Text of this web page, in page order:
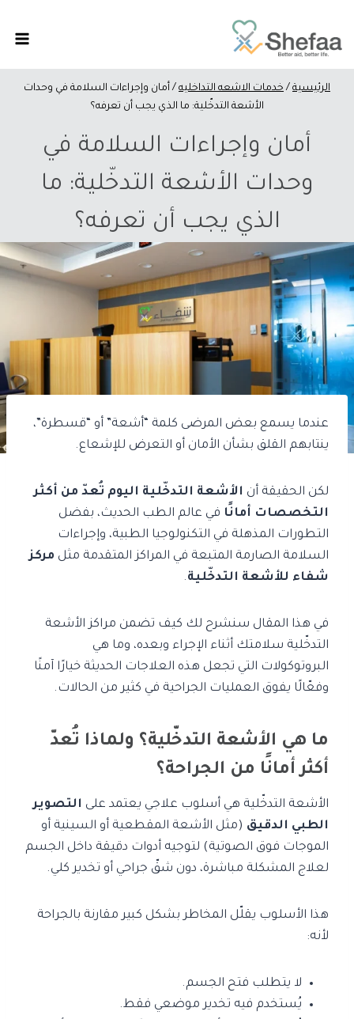
الرئيسية / خدمات الاشعه التداخليه / أمان وإجراءات السلامة في وحدات
الأشعة التدخّلية: ما الذي يجب أن تعرفه؟
أمان وإجراءات السلامة في
وحدات الأشعة التدخّلية: ما
الذي يجب أن تعرفه؟
عندما يسمع بعض المرضى كلمة “أشعة” أو “قسطرة”،
ينتابهم القلق بشأن الأمان أو التعرض للإشعاع.
لكن الحقيقة أن الأشعة التدخّلية اليوم تُعدّ من أكثر
التخصصات أمانًا في عالم الطب الحديث، بفضل
التطورات المذهلة في التكنولوجيا الطبية، وإجراءات
السلامة الصارمة المتبعة في المراكز المتقدمة مثل مركز
شفاء للأشعة التدخّلية.
في هذا المقال سنشرح لك كيف تضمن مراكز الأشعة
التدخّلية سلامتك أثناء الإجراء وبعده، وما هي
البروتوكولات التي تجعل هذه العلاجات الحديثة خيارًا آمنًا
وفعّالًا يفوق العمليات الجراحية في كثير من الحالات.
ما هي الأشعة التدخّلية؟ ولماذا تُعدّ
أكثر أمانًا من الجراحة؟
الأشعة التدخّلية هي أسلوب علاجي يعتمد على التصوير
الطبي الدقيق (مثل الأشعة المقطعية أو السينية أو
الموجات فوق الصوتية) لتوجيه أدوات دقيقة داخل الجسم
لعلاج المشكلة مباشرة، دون شقّ جراحي أو تخدير كلي.
هذا الأسلوب يقلّل المخاطر بشكل كبير مقارنة بالجراحة
لأنه:
لا يتطلب فتح الجسم.
يُستخدم فيه تخدير موضعي فقط.